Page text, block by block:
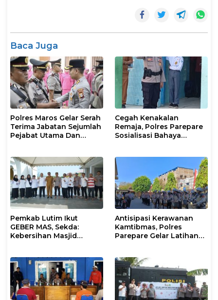
Baca Juga
Polres Maros Gelar Serah
Terima Jabatan Sejumlah
Pejabat Utama Dan
Cegah Kenakalan
Remaja, Polres Parepare
Sosialisasi Bahaya
Pemkab Lutim Ikut
GEBER MAS, Sekda:
Kebersihan Masjid
Antisipasi Kerawanan
Kamtibmas, Polres
Parepare Gelar Latihan